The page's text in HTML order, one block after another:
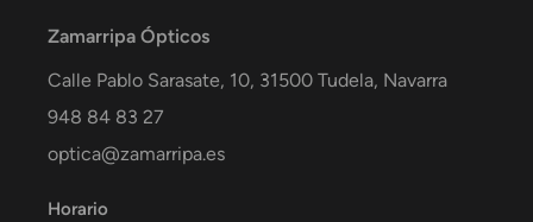
Zamarripa Ópticos
Calle Pablo Sarasate, 10, 31500 Tudela, Navarra
948 84 83 27
optica@zamarripa.es
Horario